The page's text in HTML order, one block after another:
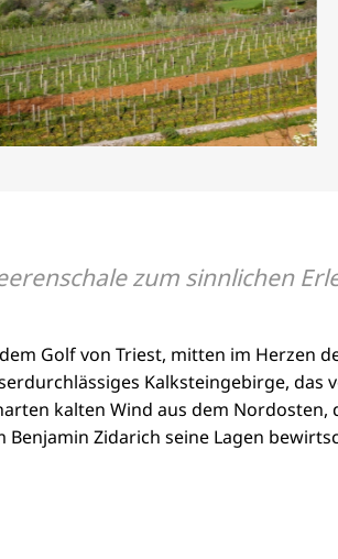
zum sinnlichen
Golf von Triest, mitten im Herzen
Kalksteingebirge,
kalten Wind aus dem
Zidarich seine Lagen